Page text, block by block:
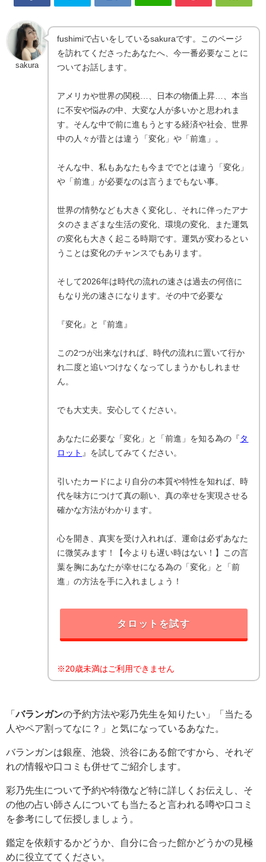
sakura
fushimiで占いをしているsakuraです。このページ
を訪れてくださったあなたへ、今一番必要なことに
ついてお話します。
アメリカや世界の関税…、日本の物価上昇…、本当
に不安や悩みの中、大変な人が多いかと思われま
す。そんな中で前に進もうとする経済や社会、世界
中の人々が昔とは違う「変化」や「前進」。
そんな中、私もあなたも今まででとは違う「変化」
や「前進」が必要なのは言うまでもない事。
世界の情勢なども大きく変化し、それに伴ったアナ
タのさまざまな生活の変化、環境の変化、また運気
の変化も大きく起こる時期です。運気が変わるとい
うことは変化のチャンスでもあります。
そして2026年は時代の流れの速さは過去の何倍に
もなり光の速さになります。その中で必要な
『変化』と『前進』
この2つが出来なければ、時代の流れに置いて行か
れ二度と追いつけなくなってしまうかもしれませ
ん。
でも大丈夫。安心してください。
あなたに必要な「変化」と「前進」を知る為の『 タ
ロット 』を試してみてください。
引いたカードにより自分の本質や特性を知れば、時
代を味方につけて真の願い、真の幸せを実現させる
確かな方法がわかります。
心を開き、真実を受け入れれば、運命は必ずあなた
に微笑みます！【今よりも遅い時はない！】この言
葉を胸にあなたが幸せになる為の「変化」と「前
進」の方法を手に入れましょう！
タロットを試す
※20歳未満はご利用できません
「 バランガンの予約方法や彩乃先生を知りたい」「当たる
人やペア割ってなに？」と気になっているあなた。
バランガンは銀座、池袋、渋谷にある館ですから、それぞ
れの情報や口コミも併せてご紹介します。
彩乃先生について予約や特徴など特に詳しくお伝えし、そ
の他の占い師さんについても当たると言われる噂や口コミ
を参考にして伝授しましょう。
鑑定を依頼するかどうか、自分に合った館かどうかの見極
めに役立ててください。